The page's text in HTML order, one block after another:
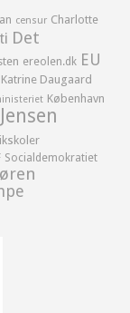
censur Charlotte
Det
ereolen.dk EU
Katrine Daugaard
København
Socialdemokratiet